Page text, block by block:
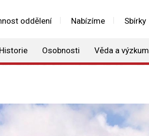
oddělení Nabízíme Sbírky
Historie Osobnosti Věda a výzkum